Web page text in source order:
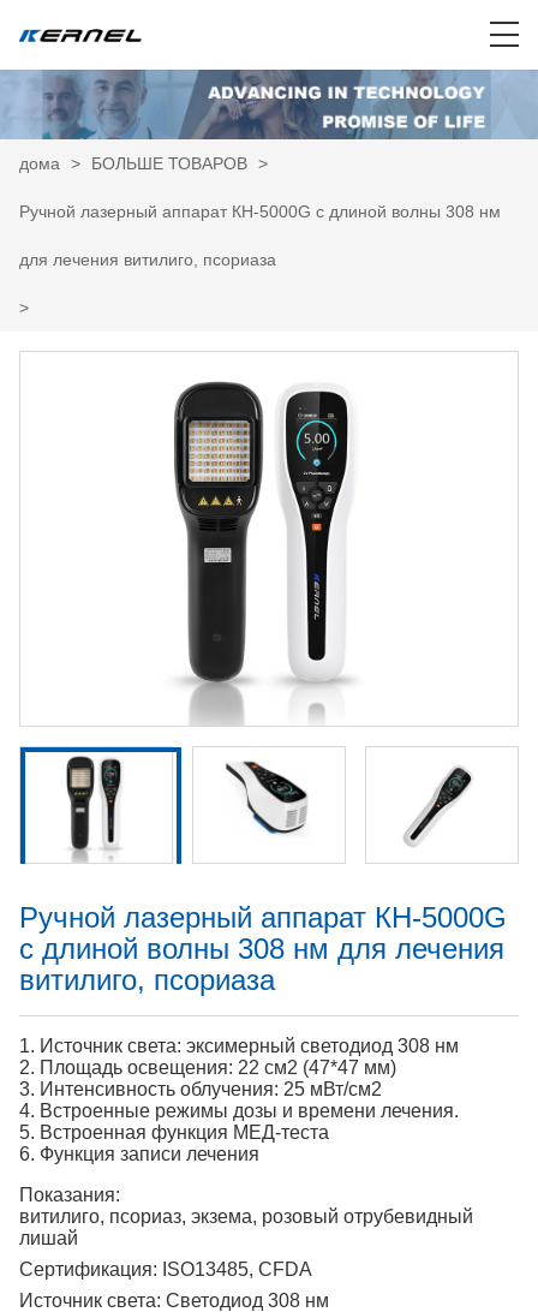
дома > БОЛЬШЕ ТОВАРОВ >
Ручной лазерный аппарат КН-5000G с длиной волны 308 нм
для лечения витилиго, псориаза
>
Ручной лазерный аппарат КН-5000G
с длиной волны 308 нм для лечения
витилиго, псориаза
1. Источник света: эксимерный светодиод 308 нм
2. Площадь освещения: 22 см2 (47*47 мм)
3. Интенсивность облучения: 25 мВт/см2
4. Встроенные режимы дозы и времени лечения.
5. Встроенная функция МЕД-теста
6. Функция записи лечения
Показания:
витилиго, псориаз, экзема, розовый отрубевидный
лишай
Сертификация: ISO13485, CFDA
Источник света: Светодиод 308 нм